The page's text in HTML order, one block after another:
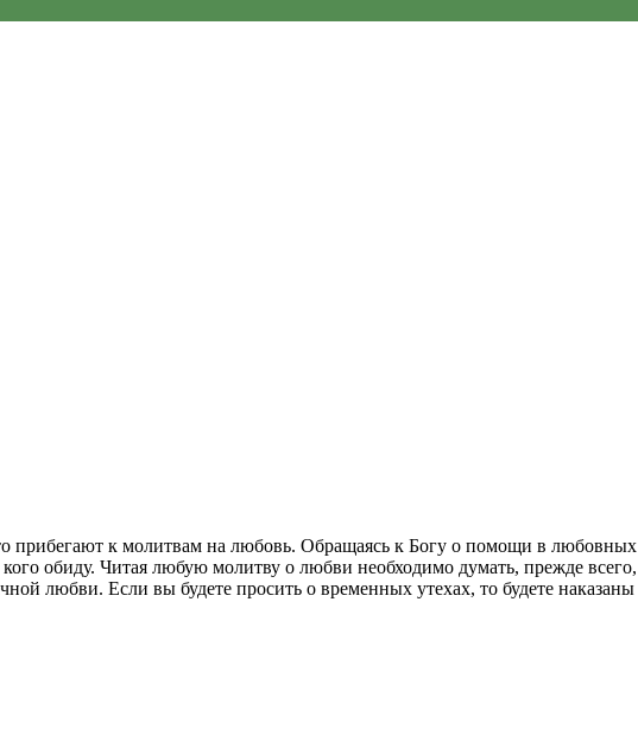
прибегают к молитвам на любовь. Обращаясь к Богу о помощи в любовных
обиду. Читая любую молитву о любви необходимо думать, прежде всего,
любви. Если вы будете просить о временных утехах, то будете наказаны